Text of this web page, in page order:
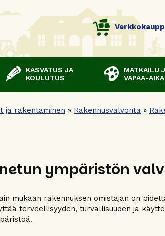
KASVATUS JA
KOULUTUS
MATKAILU
VAPAA-AIKA
ja rakentaminen » Rakennusvalvonta »
ympäristön
mukaan rakennuksen omistajan on
terveellisyyden, turvallisuuden ja